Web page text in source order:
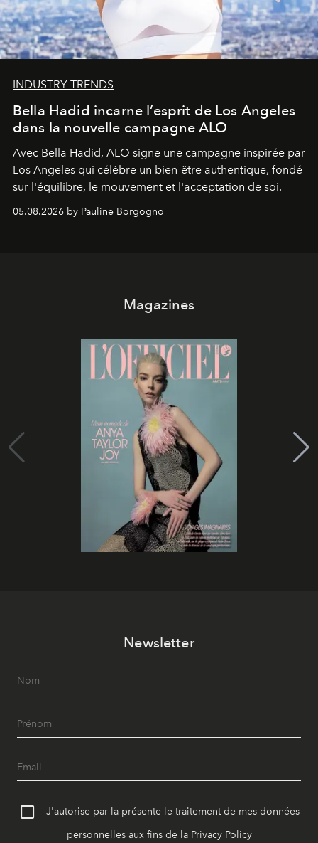
INDUSTRY TRENDS
Bella Hadid incarne l’esprit de Los Angeles
dans la nouvelle campagne ALO
Avec Bella Hadid, ALO signe une campagne inspirée par
Los Angeles qui célèbre un bien-être authentique, fondé
sur l'équilibre, le mouvement et l'acceptation de soi.
05.08.2026 by Pauline Borgogno
Magazines
Newsletter
J'autorise par la présente le traitement de mes données
personnelles aux fins de la Privacy Policy